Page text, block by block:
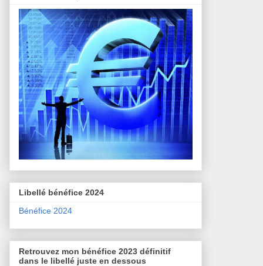
Libellé bénéfice 2024
Bénéfice 2024
Retrouvez mon bénéfice 2023 définitif
dans le libellé juste en dessous